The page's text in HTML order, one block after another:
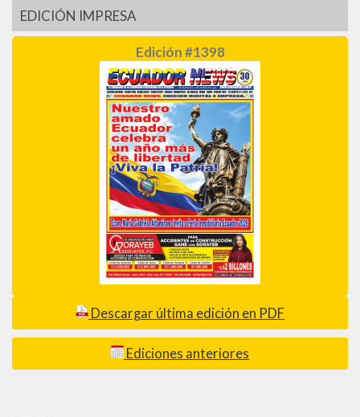
EDICIÓN IMPRESA
Edición #1398
Descargar última edición en PDF
Ediciones anteriores